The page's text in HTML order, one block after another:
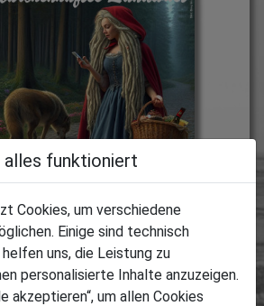
alles funktioniert
Cookies, um verschiedene
Einige sind technisch
uns, die Leistung zu
personalisierte Inhalte anzuzeigen.
akzeptieren“, um allen Cookies